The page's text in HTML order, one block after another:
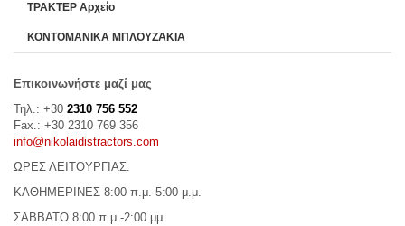
ΤΡΑΚΤΕΡ Αρχείο
ΚΟΝΤΟΜΑΝΙΚΑ ΜΠΛΟΥΖΑΚΙΑ
Επικοινωνήστε μαζί μας
Τηλ.: +30 2310 756 552
Fax.: +30 2310 769 356
info@nikolaidistractors.com
ΩΡΕΣ ΛΕΙΤΟΥΡΓΙΑΣ:
ΚΑΘΗΜΕΡΙΝΕΣ 8:00 π.μ.-5:00 μ.μ.
ΣΑΒΒΑΤΟ 8:00 π.μ.-2:00 μμ